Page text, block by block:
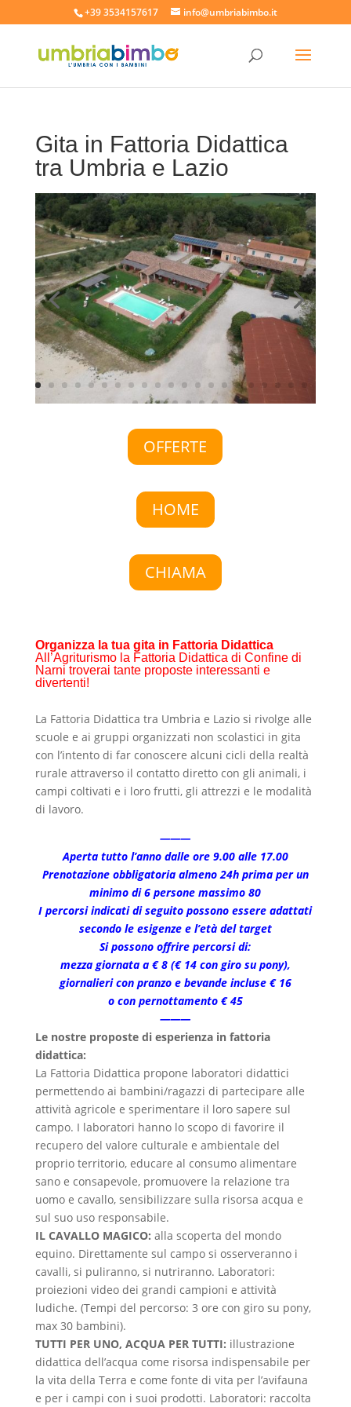
+39 3534157617 info@umbriabimbo.it
Gita in Fattoria Didattica
tra Umbria e Lazio
OFFERTE
HOME
CHIAMA
Organizza la tua gita in Fattoria Didattica
All’Agriturismo la Fattoria Didattica di Confine di
Narni troverai tante proposte interessanti e
divertenti!
La Fattoria Didattica tra Umbria e Lazio si rivolge alle
scuole e ai gruppi organizzati non scolastici in gita
con l’intento di far conoscere alcuni cicli della realtà
rurale attraverso il contatto diretto con gli animali, i
campi coltivati e i loro frutti, gli attrezzi e le modalità
di lavoro.
———
Aperta tutto l’anno dalle ore 9.00 alle 17.00
Prenotazione obbligatoria almeno 24h prima per un
minimo di 6 persone massimo 80
I percorsi indicati di seguito possono essere adattati
secondo le esigenze e l’età del target
Si possono offrire percorsi di:
mezza giornata a € 8 (€ 14 con giro su pony),
giornalieri con pranzo e bevande incluse € 16
o con pernottamento € 45
———
Le nostre proposte di esperienza in fattoria
didattica:
La Fattoria Didattica propone laboratori didattici
permettendo ai bambini/ragazzi di partecipare alle
attività agricole e sperimentare il loro sapere sul
campo. I laboratori hanno lo scopo di favorire il
recupero del valore culturale e ambientale del
proprio territorio, educare al consumo alimentare
sano e consapevole, promuovere la relazione tra
uomo e cavallo, sensibilizzare sulla risorsa acqua e
sul suo uso responsabile.
IL CAVALLO MAGICO: alla scoperta del mondo
equino. Direttamente sul campo si osserveranno i
cavalli, si puliranno, si nutriranno. Laboratori:
proiezioni video dei grandi campioni e attività
ludiche. (Tempi del percorso: 3 ore con giro su pony,
max 30 bambini).
TUTTI PER UNO, ACQUA PER TUTTI: illustrazione
didattica dell’acqua come risorsa indispensabile per
la vita della Terra e come fonte di vita per l’avifauna
e per i campi con i suoi prodotti. Laboratori: raccolta